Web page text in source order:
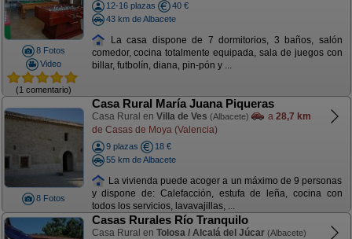
8 Fotos
Video
(1 comentario)
12-16 plazas
40 €
43 km de Albacete
La casa dispone de 7 dormitorios, 3 baños, salón
comedor, cocina totalmente equipada, sala de juegos con
billar, futbolín, diana, pin-pón y ...
8 Fotos
Casa Rural María Juana Piqueras
Casa Rural en Villa de Ves (Albacete) a 28,7 km
de Casas de Moya (Valencia)
9 plazas
18 €
55 km de Albacete
La vivienda puede acoger a un máximo de 9 personas
y dispone de: Calefacción, estufa de leña, cocina con
todos los servicios, lavavajillas, ...
Casas Rurales Río Tranquilo
Casa Rural en Tolosa / Alcalá del Júcar (Albacete)